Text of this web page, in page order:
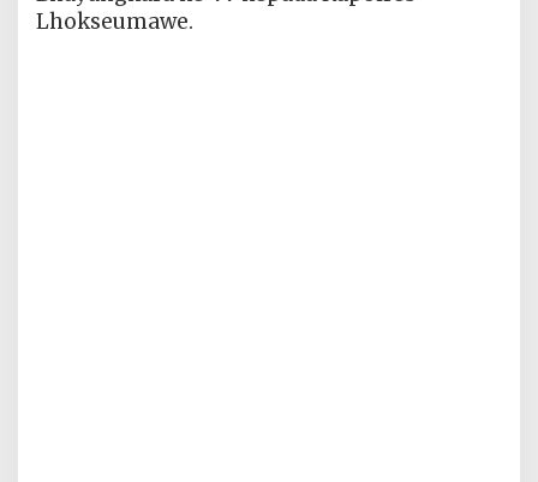
Lhokseumawe.